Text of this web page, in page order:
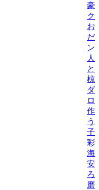
豪
ク
お
だ
ン
人
と
椋
ダ
ロ
作
う
子/
彩
海
安
ろ
磨